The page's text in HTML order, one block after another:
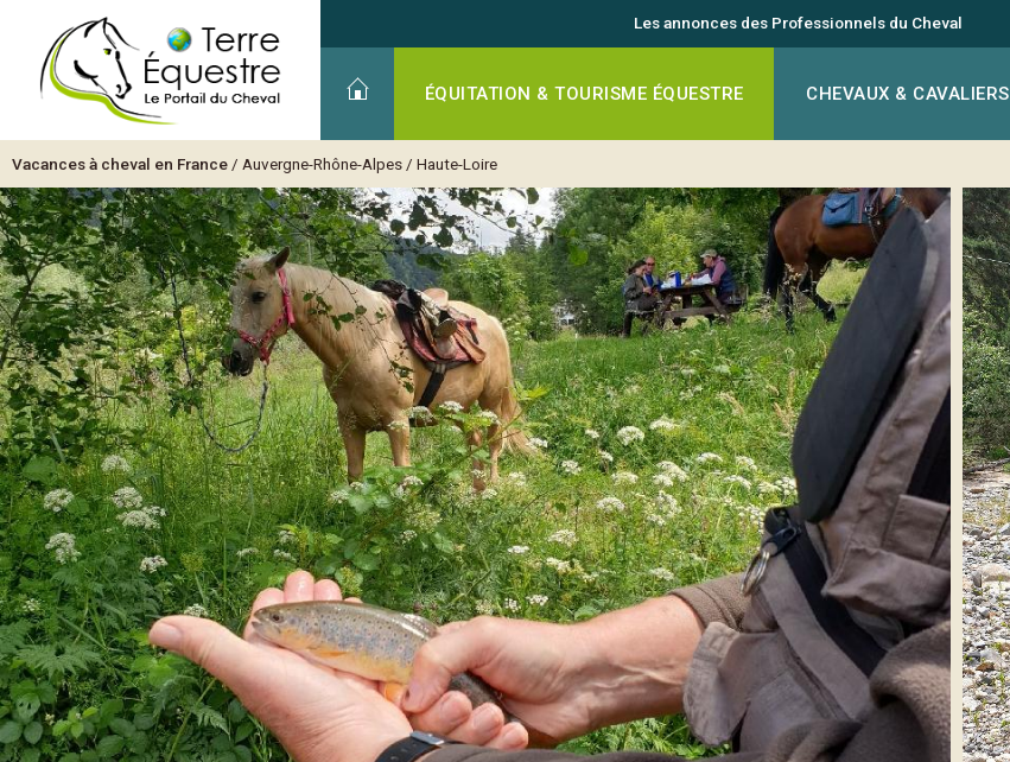
Les annonces des Professionnels du Cheval
ÉQUITATION & TOURISME ÉQUESTRE CHEVAUX & CAVALIERS
Vacances à cheval en France / Auvergne-Rhône-Alpes / Haute-Loire